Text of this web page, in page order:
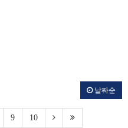
날짜순
9 10